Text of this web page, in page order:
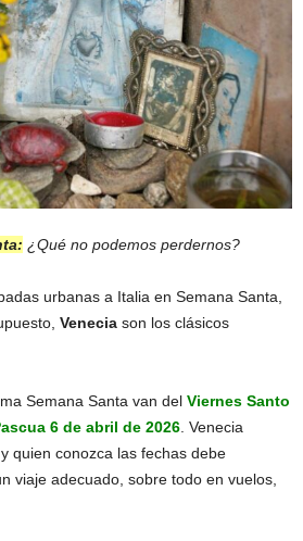
¿Qué no podemos perdernos?
urbanas a Italia en Semana Santa,
Venecia son los clásicos
Semana Santa van del Viernes Santo
6 de abril de 2026 . Venecia
quien conozca las fechas debe
viaje adecuado, sobre todo en vuelos,